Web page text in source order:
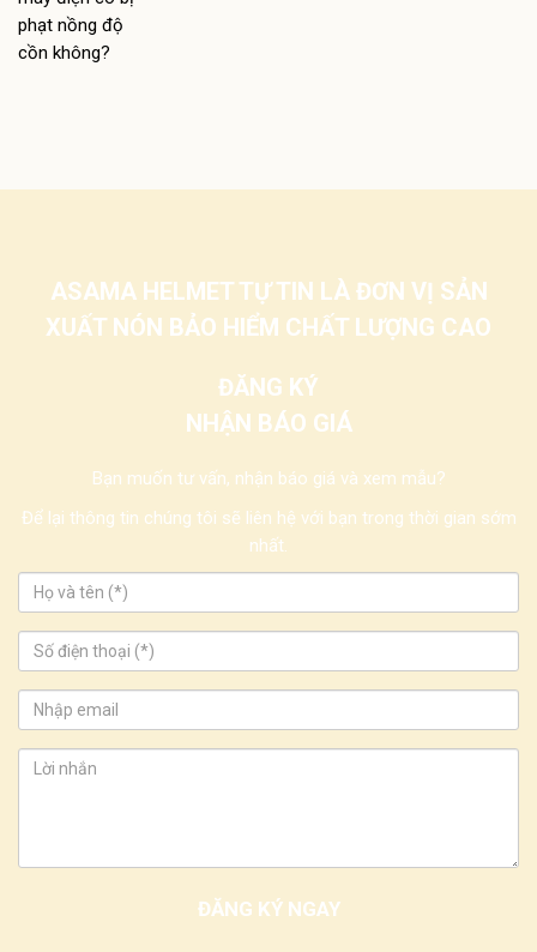
ASAMA HELMET TỰ TIN LÀ ĐƠN VỊ SẢN
XUẤT NÓN BẢO HIỂM CHẤT LƯỢNG CAO
ĐĂNG KÝ
NHẬN BÁO GIÁ
Bạn muốn tư vấn, nhận báo giá và xem mẫu?
Để lại thông tin chúng tôi sẽ liên hệ với bạn trong thời gian sớm
nhất.